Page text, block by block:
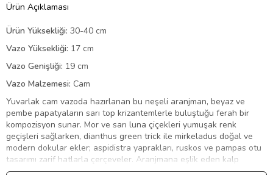
Ürün Açıklaması
Ürün Yüksekliği: 30-40 cm
Vazo Yüksekliği: 17 cm
Vazo Genişliği: 19 cm
Vazo Malzemesi: Cam
Yuvarlak cam vazoda hazırlanan bu neşeli aranjman, beyaz ve
pembe papatyaların sarı top krizantemlerle buluştuğu ferah bir
kompozisyon sunar. Mor ve sarı luna çiçekleri yumuşak renk
geçişleri sağlarken, dianthus green trick ile mirkeladus doğal ve
modern dokular ekler; aspidistra yaprakları, ruskos ve pampas otu
tasarımı zarif hatlarla çerçeveler. Aranjmana eşlik eden kalp
formundaki gurme kutu, içindeki kokolin seçkisiyle hediyeye tatlı ve